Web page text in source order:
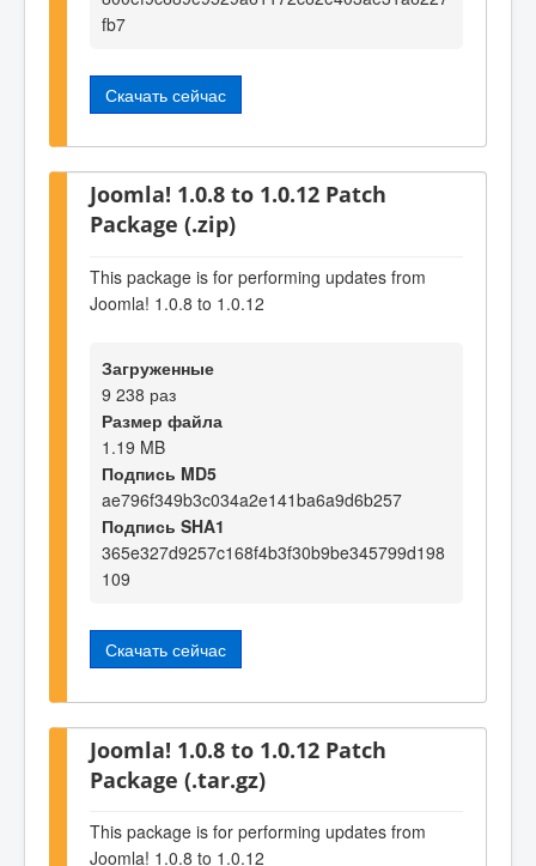
fb7
Скачать сейчас
Joomla! 1.0.8 to 1.0.12 Patch
Package (.zip)
This package is for performing updates from
Joomla! 1.0.8 to 1.0.12
Загруженные
9 238 раз
Размер файла
1.19 MB
Подпись MD5
ae796f349b3c034a2e141ba6a9d6b257
Подпись SHA1
365e327d9257c168f4b3f30b9be345799d198
109
Скачать сейчас
Joomla! 1.0.8 to 1.0.12 Patch
Package (.tar.gz)
This package is for performing updates from
Joomla! 1.0.8 to 1.0.12